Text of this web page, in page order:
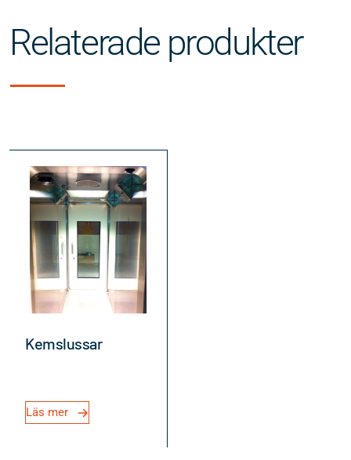
Relaterade produkter
Kemslussar
Läs mer